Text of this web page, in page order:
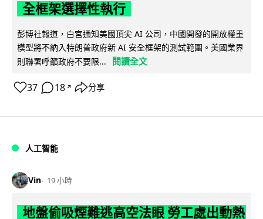
全框架選擇性執行
彭博社報道，白宮通知美國頂尖 AI 公司，中國開發的開放權重
模型將不納入特朗普政府新 AI 安全框架的測試範圍。美國業界
則聯署呼籲政府不要限...
閱讀全文
37 18 ↗ 分享
人工智能
Vin 19 小時
地盤偷吸煙難逃高空法眼 勞工處出動熱